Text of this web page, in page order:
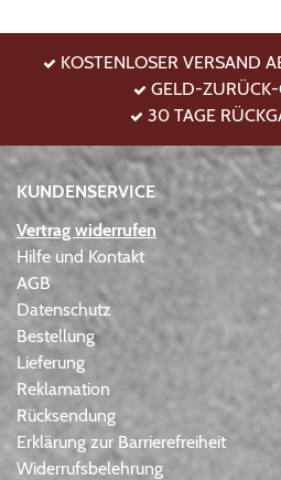
KOSTENLOSER VERSAND
GELD-
30 TAGE
KUNDENSERVICE
Vertrag widerrufen
Hilfe und Kontakt
AGB
Datenschutz
Bestellung
Lieferung
Reklamation
Rücksendung
Erklärung zur Barrierefreiheit
Widerrufsbelehrung